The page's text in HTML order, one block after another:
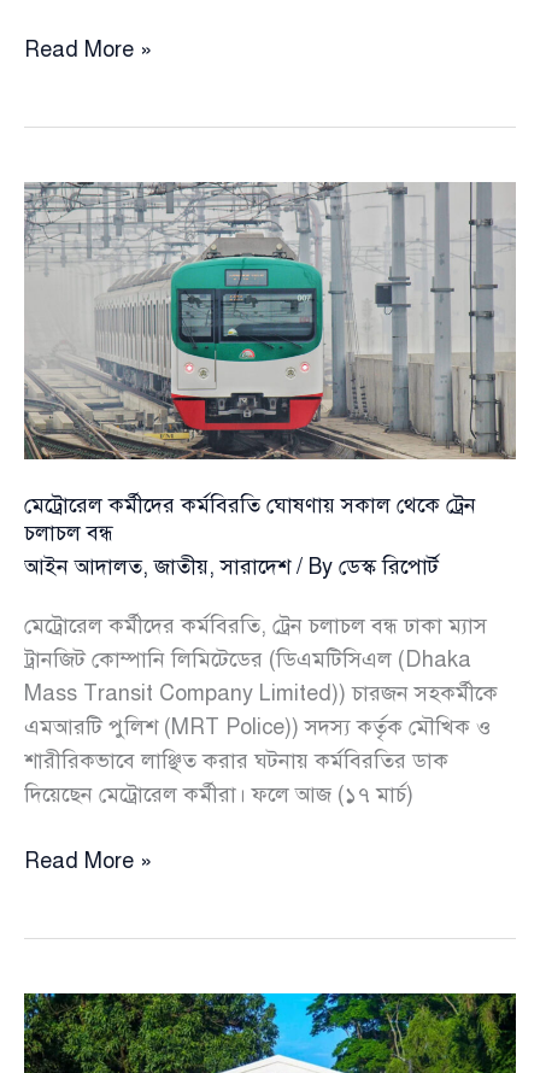
ইসির
কমিশনের
সুপারিশে
স্বাধীনতা
খর্বের
ঐকমত্য
কমিশনে
চিঠি
Read More »
মেট্রোরেল কর্মীদের কর্মবিরতি ঘোষণায় সকাল থেকে ট্রেন
চলাচল বন্ধ
আইন আদালত,জাতীয়,সারাদেশ/ By ডেস্ক রিপোর্ট
মেট্রোরেল কর্মীদের কর্মবিরতি, ট্রেন চলাচল বন্ধ ঢাকা ম্যাস
ট্রানজিট কোম্পানি লিমিটেডের (ডিএমটিসিএল (Dhaka
Mass Transit Company Limited)) চারজন সহকর্মীকে
এমআরটি পুলিশ (MRT Police)) সদস্য কর্তৃক মৌখিক ও
শারীরিকভাবে লাঞ্ছিত করার ঘটনায় কর্মবিরতির ডাক
দিয়েছেন মেট্রোরেল কর্মীরা। ফলে আজ (১৭ মার্চ)
মেট্রোরেল
সকাল
থেকে
ট্রেন
Read More »